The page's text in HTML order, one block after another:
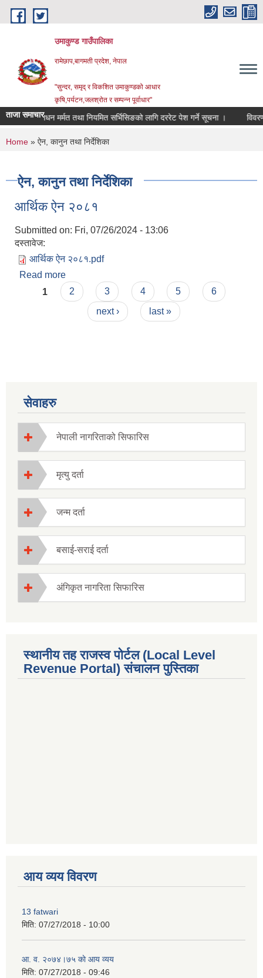
Skip to main content
उमाकुण्ड गाउँपालिका
रामेछाप,बागमती प्रदेश, नेपाल
"सुन्दर, समृद् र विकशित उमाकुण्डको आधार
कृषि,पर्यटन,जलश्रोत र सम्पन्न पूर्वाधार"
ताजा समाचार
साधन मर्मत तथा नियमित सर्भिसिङको लागि दररेट पेश गर्ने सूचना । विवरण
You are here
Home » ऐन, कानुन तथा निर्देशिका
ऐन, कानुन तथा निर्देशिका
आर्थिक ऐन २०८१
Submitted on: Fri, 07/26/2024 - 13:06
दस्तावेज:
आर्थिक ऐन २०८१.pdf
Read more
Pages
1 2 3 4 5
6
next ›
last »
सेवाहरु
नेपाली नागरिताको सिफारिस
मृत्यु दर्ता
जन्म दर्ता
बसाई-सराई दर्ता
अंगिकृत नागरिता सिफारिस
स्थानीय तह राजस्व पोर्टल (Local Level
Revenue Portal) संचालन पुस्तिका
आय व्यय विवरण
13 fatwari
मिति: 07/27/2018 - 10:00
आ‍. व. २०७४।७५ काे आय व्यय
मिति: 07/27/2018 - 09:46